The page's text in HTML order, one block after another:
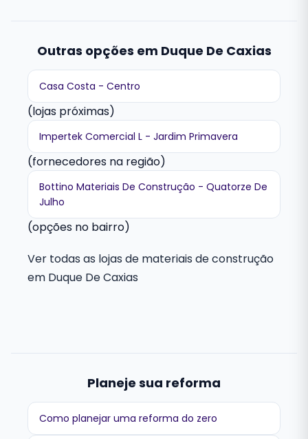
Outras opções em Duque De Caxias
Casa Costa - Centro
(lojas próximas)
Impertek Comercial L - Jardim Primavera
(fornecedores na região)
Bottino Materiais De Construção - Quatorze De
Julho
(opções no bairro)
Ver todas as lojas de materiais de construção
em Duque De Caxias
Planeje sua reforma
Como planejar uma reforma do zero